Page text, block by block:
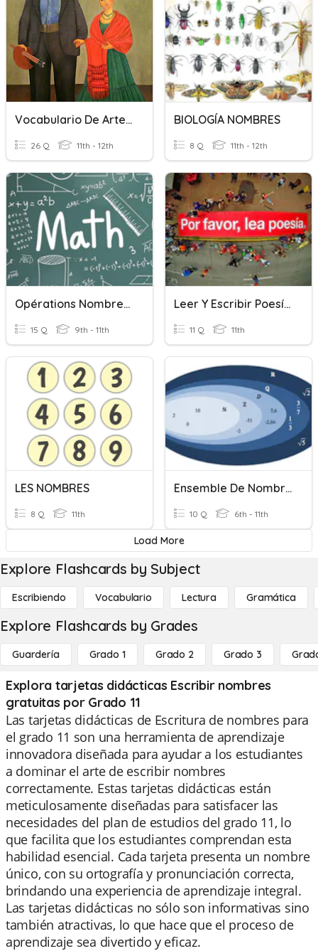
Vocabulario De Arte (NOMBRES)
26 Q 11th - 12th
BIOLOGÍA NOMBRES
8 Q 11th - 12th
Opérations Nombres Relatifs
15 Q 9th - 11th
Leer Y Escribir Poesía. III
11 Q 11th
LES NOMBRES
8 Q 11th
Ensemble De Nombres
10 Q 6th - 11th
Load More
Explore Flashcards by Subject
Escribiendo Vocabulario Lectura Gramática
Explore Flashcards by Grades
Guardería Grado 1 Grado 2 Grado 3
Explora tarjetas didácticas Escribir nombres
gratuitas por Grado 11
Las tarjetas didácticas de Escritura de nombres para
el grado 11 son una herramienta de aprendizaje
innovadora diseñada para ayudar a los estudiantes
a dominar el arte de escribir nombres
correctamente. Estas tarjetas didácticas están
meticulosamente diseñadas para satisfacer las
necesidades del plan de estudios del grado 11, lo
que facilita que los estudiantes comprendan esta
habilidad esencial. Cada tarjeta presenta un nombre
único, con su ortografía y pronunciación correcta,
brindando una experiencia de aprendizaje integral.
Las tarjetas didácticas no sólo son informativas sino
también atractivas, lo que hace que el proceso de
aprendizaje sea divertido y eficaz.